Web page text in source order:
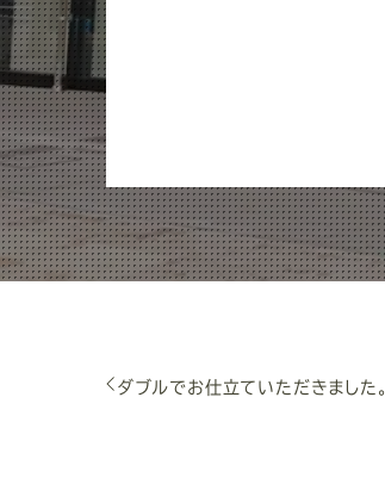
ダブルでお仕立ていただきました。